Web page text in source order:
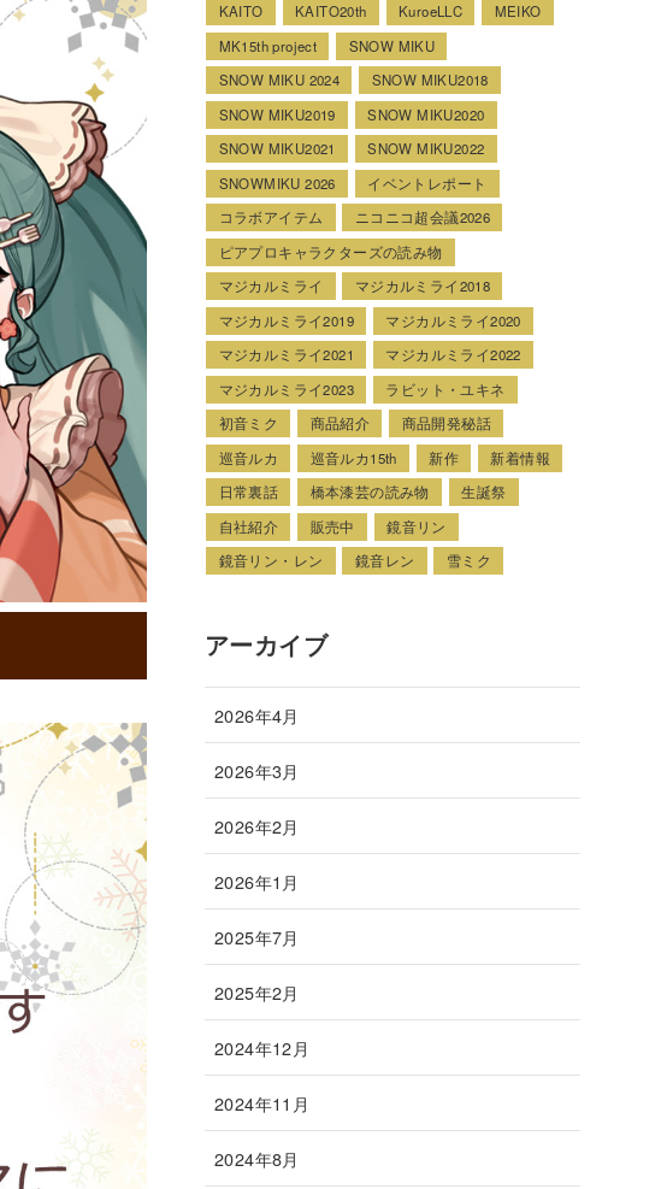
KAITO KAITO20th KuroeLLC
MEIKO
MK15th project
SNOW MIKU
SNOW MIKU 2024
SNOW MIKU2018
SNOW MIKU2019
SNOW MIKU2020
SNOW MIKU2021
SNOW MIKU2022
SNOWMIKU 2026
イベントレポート
コラボアイテム
ニコニコ超会議2026
ピアプロキャラクターズの読み物
マジカルミライ
マジカルミライ2018
マジカルミライ2019
マジカルミライ2020
マジカルミライ2021
マジカルミライ2022
マジカルミライ2023
ラビット・ユキネ
初音ミク
商品紹介
商品開発秘話
巡音ルカ
巡音ルカ15th 新作
新着情報
日常裏話
橋本漆芸の読み物
生誕祭
自社紹介
販売中
鏡音リン
鏡音リン・レン
鏡音レン 雪ミク
アーカイブ
2026年4月
2026年3月
2026年2月
2026年1月
2025年7月
2025年2月
2024年12月
2024年11月
2024年8月